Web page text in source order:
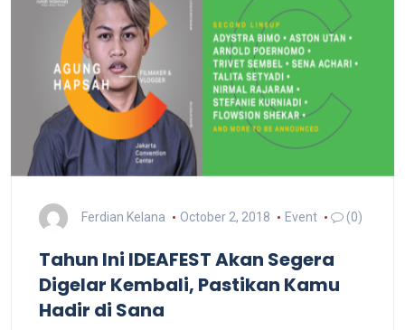
Ferdian Kelana October 2, 2018 Event (0)
Tahun Ini IDEAFEST Akan Segera
Digelar Kembali, Pastikan Kamu
Hadir di Sana